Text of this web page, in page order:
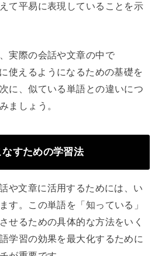
て平易に表現していることを示
実際の会話や文章の中で
使えるようになるための基礎を
に、似ている単語との違いにつ
ましょう。
すための学習法
や文章に活用するためには、い
す。この単語を「知っている」
せるための具体的な方法をいく
学習の効果を最大化するために